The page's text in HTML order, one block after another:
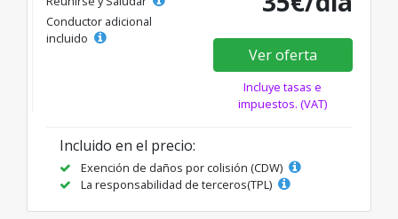
Conductor adicional
incluido
Ver oferta
Incluye tasas e
impuestos. (VAT)
Incluido en el precio:
Exención de daños por colisión (CDW)
La responsabilidad de terceros(TPL)